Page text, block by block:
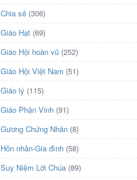
Chia sẻ (306)
Giáo Hạt (69)
Giáo Hội hoàn vũ (252)
Giáo Hội Việt Nam (51)
Giáo lý (115)
Giáo Phận Vinh (91)
Gương Chứng Nhân (8)
Hôn nhân-Gia đình (58)
Suy Niệm Lời Chúa (89)